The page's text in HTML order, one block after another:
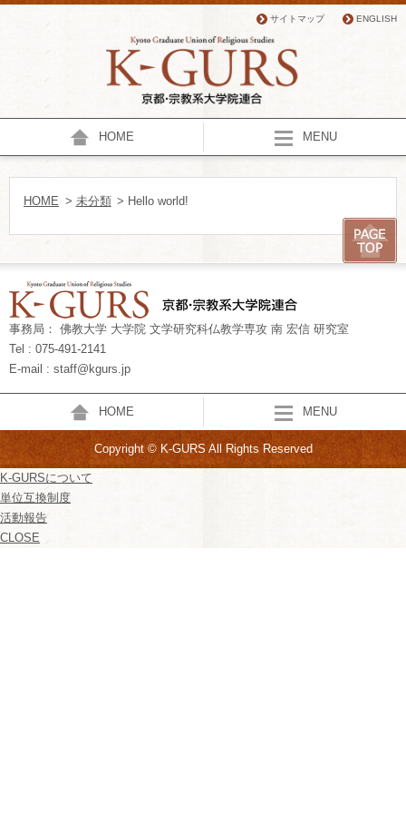
サイトマップ ENGLISH
HOME MENU
HOME > 未分類 > Hello world!
事務局： 佛教大学 大学院 文学研究科仏教学専攻 南 宏信 研究室
Tel : 075-491-2141
E-mail : staff@kgurs.jp
HOME MENU
Copyright © K-GURS All Rights Reserved
K-GURSについて
単位互換制度
活動報告
CLOSE